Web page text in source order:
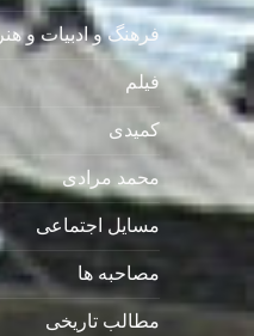
فرهنگ و ادبیات و هنر
فیلم
کمیدی
محمد مرادی
مسایل اجتماعی
مصاحبه ها
مطالب تاریخی